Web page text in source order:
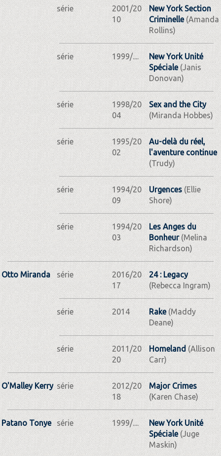
série
2001/20
10
New York Section
Criminelle(Amanda
Rollins)
série 1999/....
New York Unité
Spéciale(Janis
Donovan)
série
1998/20
04
Sex and the City
(Miranda Hobbes)
série
1995/20
02
Au-delà du réel,
l'aventure continue
(Trudy)
série
1994/20
09
Urgences(Ellie
Shore)
série
1994/20
03
Les Anges du
Bonheur(Melina
Richardson)
Otto Miranda série
2016/20
17
24 : Legacy
(Rebecca Ingram)
série 2014 Rake(Maddy
Deane)
série
2011/20
20
Homeland (Allison
Carr)
O'Malley Kerry série
2012/20
18
Major Crimes
(Karen Chase)
Patano Tonye série 1999/....
New York Unité
Spéciale(Juge
Maskin)